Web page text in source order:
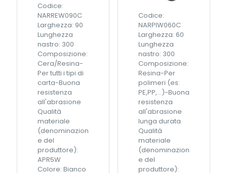
1
1
1
m
m
x
3
6
0
m
x
E
I
D
O
S
q
6
5
m
m
x
3
0
0
m
t
x
E
I
D
O
S
Codice:
NARREW090C
Larghezza: 90
Lunghezza
nastro: 300
Composizione:
Cera/Resina-
Per tutti i tipi di
carta-Buona
resistenza
all'abrasione
Qualità
materiale
(denominazion
e del
produttore):
APR5W
Colore: Bianco
Codice:
NARPIW060C
Larghezza: 60
Lunghezza
nastro: 300
Composizione:
Resina-Per
polimeri (es:
PE,PP,...)-Buona
resistenza
all'abrasione
lunga durata
Qualità
materiale
(denominazion
e del
produttore):